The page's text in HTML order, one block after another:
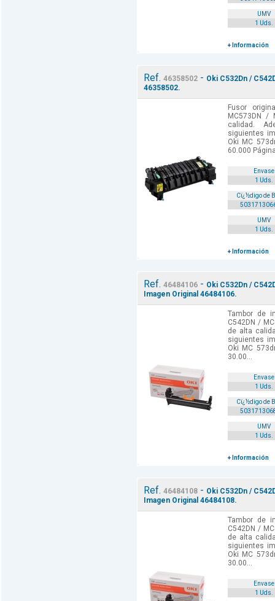
UMV
1 Uds.
+ Información
Ref. 46358502- Oki C532Dn /
46358502.
Fusor
MC573DN /
calidad.
siguientes
Oki MC
60.000
Envase
1 Uds.
Cï¿½digo de
UMV
1 Uds.
+ Información
Ref. 46484106- Oki C532Dn /
Imagen Original 46484106.
Tambor de
C542DN /
de alta
siguientes
Oki MC
30.00...
Envase
1 Uds.
Cï¿½digo de
UMV
1 Uds.
+ Información
Ref. 46484108- Oki C532Dn /
Imagen Original 46484108.
Tambor de
C542DN /
de alta
siguientes
Oki MC
30.00...
Envase
1 Uds.